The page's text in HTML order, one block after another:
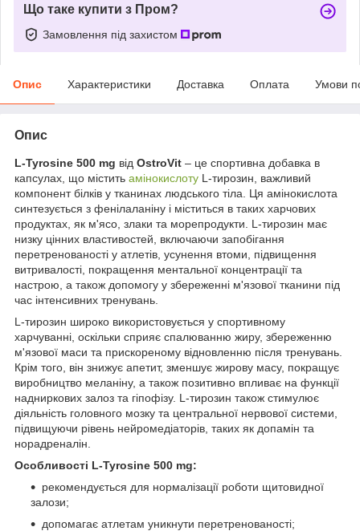
Що таке купити з Пром?
Замовлення під захистом
Опис Характеристики Доставка Оплата Умови
Опис
L-Tyrosine 500 mg від OstroVit – це спортивна добавка в
капсулах, що містить амінокислоту L-тирозин, важливий
компонент білків у тканинах людського тіла. Ця амінокислота
синтезується з фенілаланіну і міститься в таких харчових
продуктах, як м'ясо, злаки та морепродукти. L-тирозин має
низку цінних властивостей, включаючи запобігання
перетренованості у атлетів, усунення втоми, підвищення
витривалості, покращення ментальної концентрації та
настрою, а також допомогу у збереженні м'язової тканини під
час інтенсивних тренувань.
L-тирозин широко використовується у спортивному
харчуванні, оскільки сприяє спалюванню жиру, збереженню
м'язової маси та прискореному відновленню після тренувань.
Крім того, він знижує апетит, зменшує жирову масу, покращує
виробництво меланіну, а також позитивно впливає на функції
надниркових залоз та гіпофізу. L-тирозин також стимулює
діяльність головного мозку та центральної нервової системи,
підвищуючи рівень нейромедіаторів, таких як допамін та
норадреналін.
Особливості L-Tyrosine 500 mg:
рекомендується для нормалізації роботи щитовидної
залози;
допомагає атлетам уникнути перетренованості;